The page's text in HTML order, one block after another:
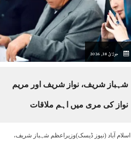
جولائ 18, 2026
شہباز شریف، نواز شریف اور مریم
نواز کی مری میں اہم ملاقات
اسلام آباد (نیوز ڈیسک)وزیراعظم شہباز شریف،